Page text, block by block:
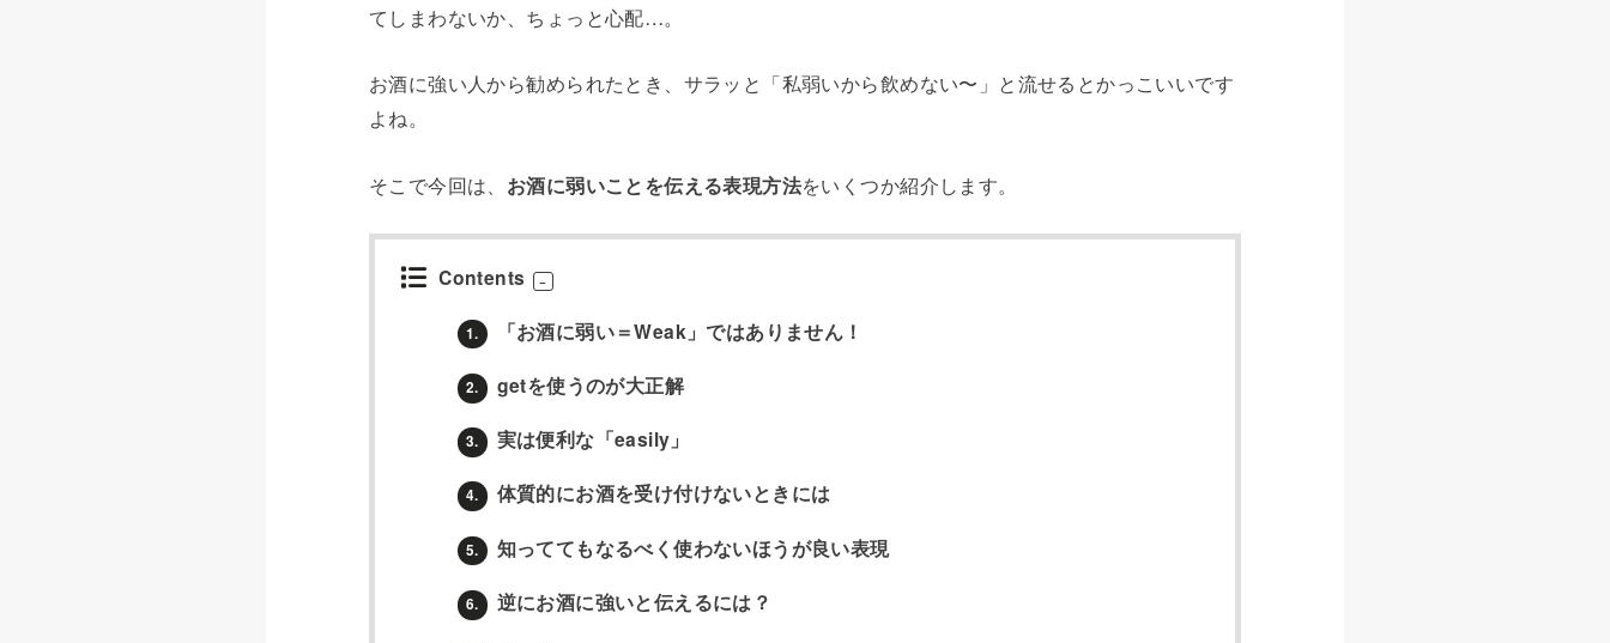
てしまわないか、ちょっと心配…。
お酒に強い人から勧められたとき、サラッと「私弱いから飲めない〜」と流せるとかっこいいです
よね。
そこで今回は、 お酒に弱いことを伝える表現方法をいくつか紹介します。
Contents
1. 「お酒に弱い＝Weak」ではありません！
2. getを使うのが大正解
3. 実は便利な「easily」
4. 体質的にお酒を受け付けないときには
5. 知っててもなるべく使わないほうが良い表現
6. 逆にお酒に強いと伝えるには？